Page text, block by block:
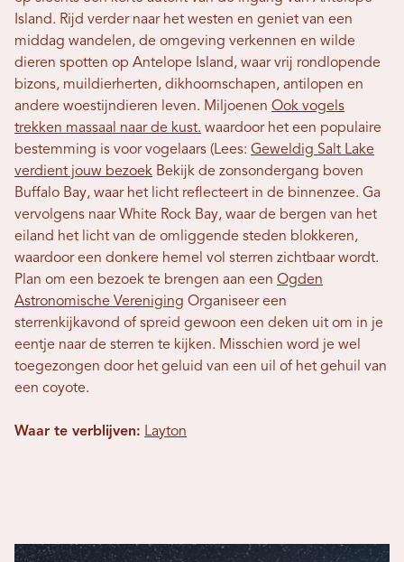
Island. Rijd verder naar het westen en geniet van een
middag wandelen, de omgeving verkennen en wilde
dieren spotten op Antelope Island, waar vrij rondlopende
bizons, muildierherten, dikhoornschapen, antilopen en
andere woestijndieren leven. Miljoenen Ook vogels
trekken massaal naar de kust. waardoor het een populaire
bestemming is voor vogelaars (Lees: Geweldig Salt Lake
verdient jouw bezoek Bekijk de zonsondergang boven
Buffalo Bay, waar het licht reflecteert in de binnenzee. Ga
vervolgens naar White Rock Bay, waar de bergen van het
eiland het licht van de omliggende steden blokkeren,
waardoor een donkere hemel vol sterren zichtbaar wordt.
Plan om een ​​bezoek te brengen aan een Ogden
Astronomische Vereniging Organiseer een
sterrenkijkavond of spreid gewoon een deken uit om in je
eentje naar de sterren te kijken. Misschien word je wel
toegezongen door het geluid van een uil of het gehuil van
een coyote.
Waar te verblijven: Layton